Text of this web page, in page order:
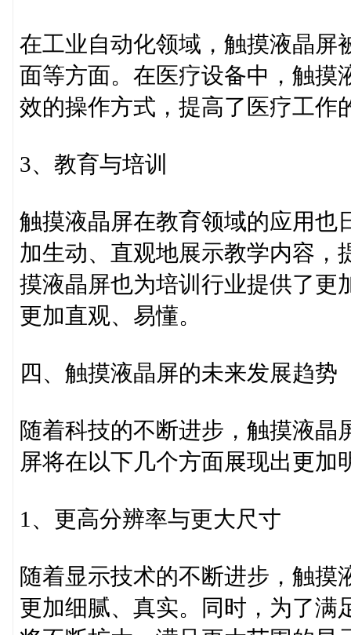
在工业自动化领域，触摸液晶屏
面等方面。在医疗设备中，触摸
效的操作方式，提高了医疗工作
3、教育与培训
触摸液晶屏在教育领域的应用也
加生动、直观地展示教学内容，
摸液晶屏也为培训行业提供了更
更加直观、易懂。
四、触摸液晶屏的未来发展趋势
随着科技的不断进步，触摸液晶
屏将在以下几个方面展现出更加
1、更高分辨率与更大尺寸
随着显示技术的不断进步，触摸
更加细腻、真实。同时，为了满